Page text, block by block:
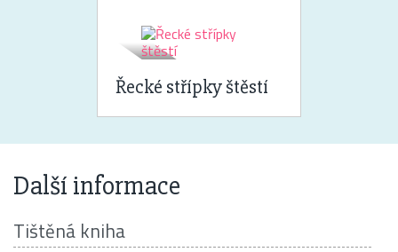
Řecké střípky štěstí
Další informace
Tištěná kniha